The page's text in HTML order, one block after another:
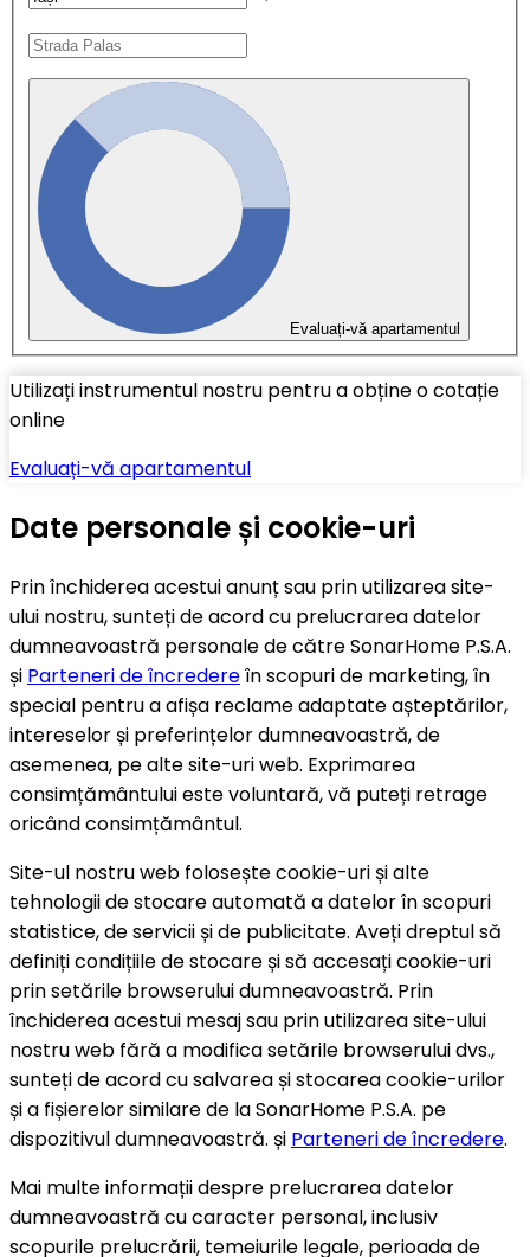
Evaluați-vă apartamentul
Utilizați instrumentul nostru pentru a obține o cotație
online
Evaluați-vă apartamentul
Date personale și cookie-uri
Prin închiderea acestui anunț sau prin utilizarea site-
ului nostru, sunteți de acord cu prelucrarea datelor
dumneavoastră personale de către SonarHome P.S.A.
și Parteneri de încredereîn scopuri de marketing, în
special pentru a afișa reclame adaptate așteptărilor,
intereselor și preferințelor dumneavoastră, de
asemenea, pe alte site-uri web. Exprimarea
consimțământului este voluntară, vă puteți retrage
oricând consimțământul.
Site-ul nostru web folosește cookie-uri și alte
tehnologii de stocare automată a datelor în scopuri
statistice, de servicii și de publicitate. Aveți dreptul să
definiți condițiile de stocare și să accesați cookie-uri
prin setările browserului dumneavoastră. Prin
închiderea acestui mesaj sau prin utilizarea site-ului
nostru web fără a modifica setările browserului dvs.,
sunteți de acord cu salvarea și stocarea cookie-urilor
și a fișierelor similare de la SonarHome P.S.A. pe
dispozitivul dumneavoastră. și Parteneri de încredere.
Mai multe informații despre prelucrarea datelor
dumneavoastră cu caracter personal, inclusiv
scopurile prelucrării, temeiurile legale, perioada de